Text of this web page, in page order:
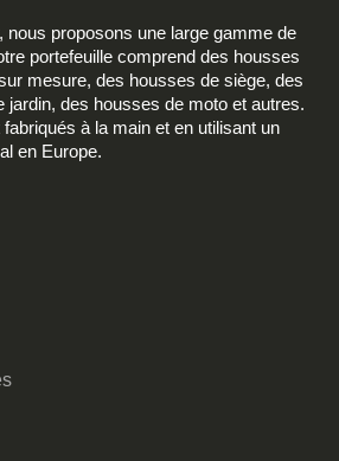
nous proposons une large gamme de
portefeuille comprend des housses
mesure, des housses de siège, des
jardin, des housses de moto et autres.
à la main et en utilisant un
en Europe.